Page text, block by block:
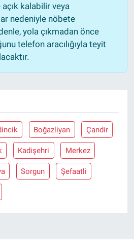
kalabilir veya
nedeniyle nöbete
yola çıkmadan önce
telefon aracılığıyla teyit
Boğazliyan Çandir
Kadişehri Merkez
Sorgun Şefaatli